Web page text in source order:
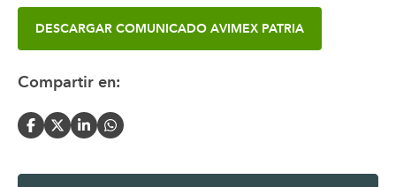
DESCARGAR COMUNICADO AVIMEX PATRIA
Compartir en: